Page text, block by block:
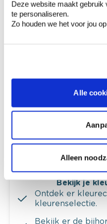
Deze website maakt
te personaliseren.
Zo houden we het voor jou
Alle
Alleen
Ga samen met
en je meubels.
Krijg ineens een
van je muren.
Bekijk je
Ontdek er
kleurenselectie.
Bekijk er de